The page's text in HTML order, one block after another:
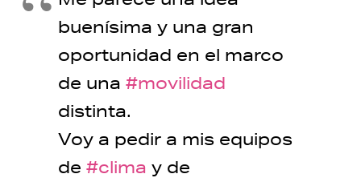
buenísima y una gran
oportunidad en el marco
de una #movilidad
distinta.
Voy a pedir a mis equipos
de #clima y de